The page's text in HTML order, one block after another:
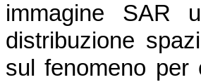
immagine SAR
distribuzione
sul fenomeno per